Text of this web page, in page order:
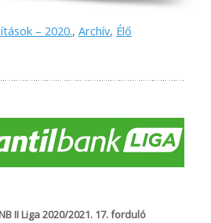
– 2020., Archív, Élő
II Liga 2020/2021. 17. forduló